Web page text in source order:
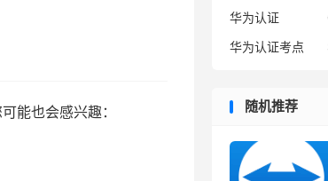
能也会感兴趣：
华为认证
华为认证考点
随机推荐